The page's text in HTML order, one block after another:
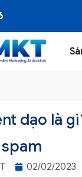
dạo là
02/02/2023